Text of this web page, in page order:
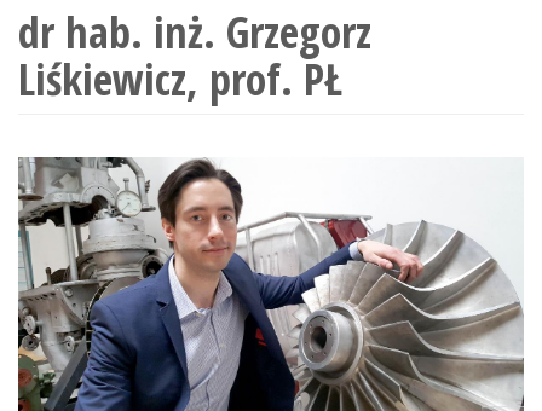
dr hab. inż. Grzegorz
Liśkiewicz, prof. PŁ